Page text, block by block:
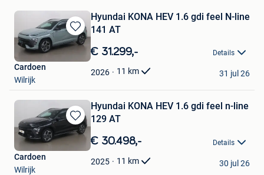
Bewaren
in
Favorieten
Hyundai KONA HEV 1.6 gdi feel N-line
141 AT
€ 31.299,- Details
2026 11 km
Cardoen
Wilrijk
31 jul 26
Bewaren
in
Mijn
Favorieten
Hyundai KONA HEV 1.6 gdi feel n-line
129 AT
€ 30.498,- Details
2025 11 km
Cardoen
Wilrijk
30 jul 26